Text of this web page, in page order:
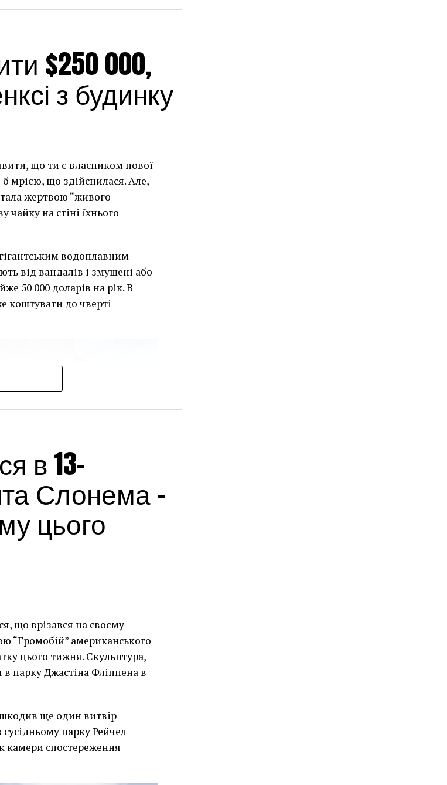
$250 000,
з будинку
що ти є власником нової
мрією, що здійснилася. Але,
жертвою “живого
на стіні їхнього
водоплавним
від вандалів і змушені або
50 000 доларів на рік. В
коштувати до чверті
чіпсів – сюжет графіті, що
східному узбережжі Англії 8
але з
що Бенксі
в 13-
Слонема –
цього
що врізався на своєму
“Громобій” американського
цього тижня. Скульптура,
в парку Джастіна Фліппена в
ще один витвір
парку Рейчел
камери спостереження